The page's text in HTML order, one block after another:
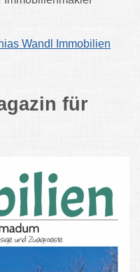
Wandl Immobilien
für